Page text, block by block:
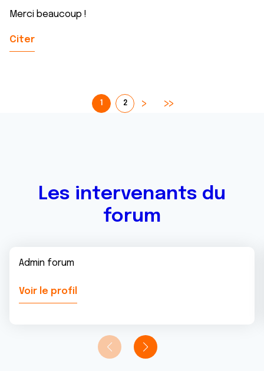
Merci beaucoup !
Citer
1 2
Les intervenants du
forum
Admin forum
Voir le profil